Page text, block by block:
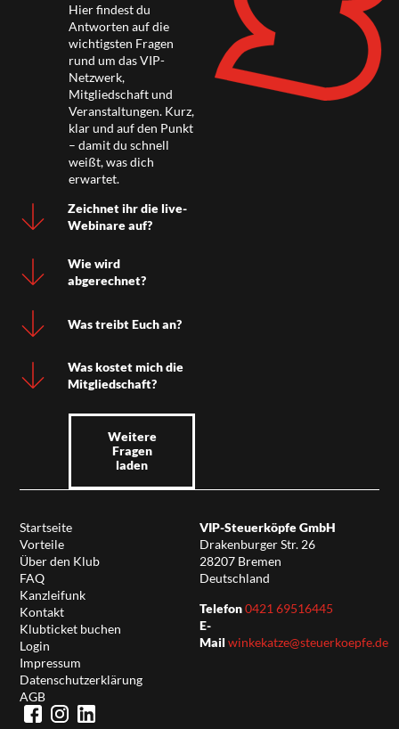
Hier findest du
Antworten auf die
wichtigsten Fragen
rund um das VIP-
Netzwerk,
Mitgliedschaft und
Veranstaltungen. Kurz,
klar und auf den Punkt
– damit du schnell
weißt, was dich
erwartet.
Zeichnet ihr die live-
Webinare auf?
Wie wird
abgerechnet?
Was treibt Euch an?
Was kostet mich die
Mitgliedschaft?
Weitere
Fragen
laden
Startseite
Vorteile
Über den Klub
FAQ
Kanzleifunk
Kontakt
Klubticket buchen
Login
Impressum
Datenschutzerklärung
AGB
VIP-Steuerköpfe GmbH
Drakenburger Str. 26
28207 Bremen
Deutschland
Telefon0421 69516445
E-
Mail winkekatze@steuerkoepfe.de